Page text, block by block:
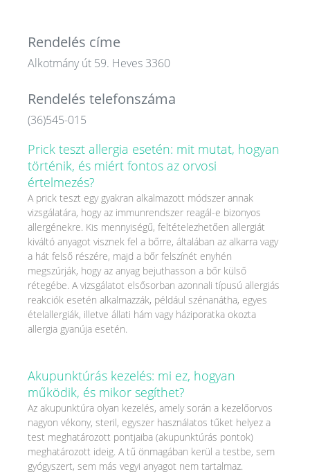
Rendelés címe
Alkotmány út 59. Heves 3360
Rendelés telefonszáma
(36)545-015
Prick teszt allergia esetén: mit mutat, hogyan
történik, és miért fontos az orvosi
értelmezés?
A prick teszt egy gyakran alkalmazott módszer annak
vizsgálatára, hogy az immunrendszer reagál-e bizonyos
allergénekre. Kis mennyiségű, feltételezhetően allergiát
kiváltó anyagot visznek fel a bőrre, általában az alkarra vagy
a hát felső részére, majd a bőr felszínét enyhén
megszúrják, hogy az anyag bejuthasson a bőr külső
rétegébe. A vizsgálatot elsősorban azonnali típusú allergiás
reakciók esetén alkalmazzák, például szénanátha, egyes
ételallergiák, illetve állati hám vagy háziporatka okozta
allergia gyanúja esetén.
Akupunktúrás kezelés: mi ez, hogyan
működik, és mikor segíthet?
Az akupunktúra olyan kezelés, amely során a kezelőorvos
nagyon vékony, steril, egyszer használatos tűket helyez a
test meghatározott pontjaiba (akupunktúrás pontok)
meghatározott ideig. A tű önmagában kerül a testbe, sem
gyógyszert, sem más vegyi anyagot nem tartalmaz.